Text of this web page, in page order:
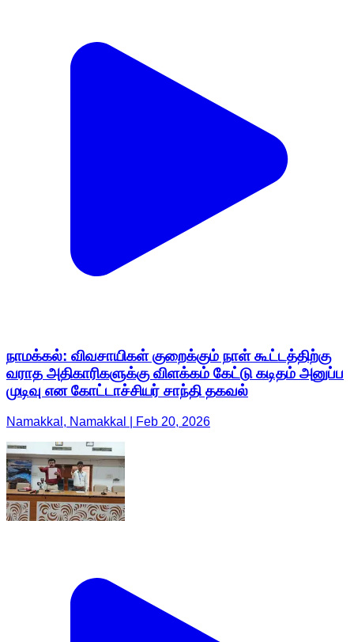
நாமக்கல்: விவசாயிகள் குறைக்கும் நாள் கூட்டத்திற்கு
வராத அதிகாரிகளுக்கு விளக்கம் கேட்டு கடிதம் அனுப்ப
முடிவு என கோட்டாச்சியர் சாந்தி தகவல்
Namakkal, Namakkal | Feb 20, 2026